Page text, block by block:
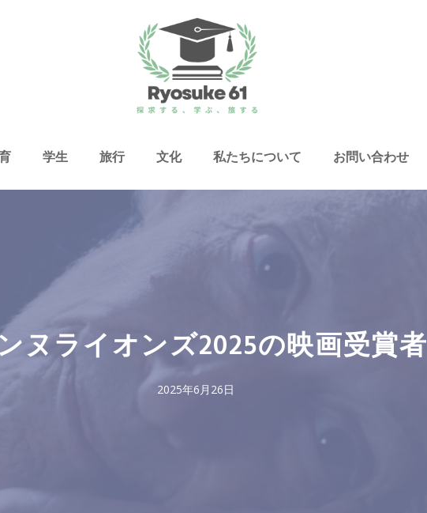
学生 旅行 文化 私たちについて お問い合わせ
ヌライオンズ2025の映画受賞者
2025年6月26日